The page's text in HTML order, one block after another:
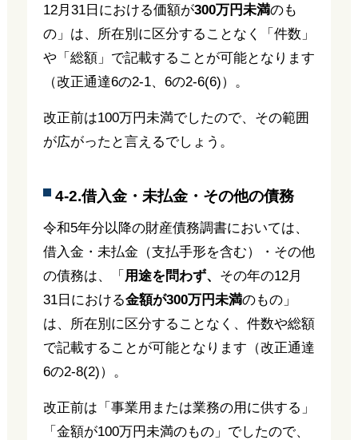
12月31日における価額が300万円未満のも
の」は、所在別に区分することなく「件数」
や「総額」で記載することが可能となります
（改正通達6の2-1、6の2-6(6)）。
改正前は100万円未満でしたので、その範囲
が広がったと言えるでしょう。
4-2.借入金・未払金・その他の債務
令和5年分以降の財産債務調書においては、
借入金・未払金（支払手形を含む）・その他
の債務は、「 用途を問わず、 その年の12月
31日における金額が300万円未満のもの」
は、所在別に区分することなく、件数や総額
で記載することが可能となります（改正通達
6の2-8(2)）。
改正前は「事業用または業務の用に供する」
「金額が100万円未満のもの」でしたので、